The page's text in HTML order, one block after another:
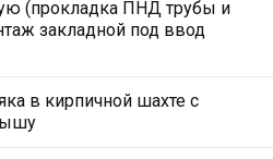
(прокладка ПНД трубы и
закладной под ввод
в кирпичной шахте с